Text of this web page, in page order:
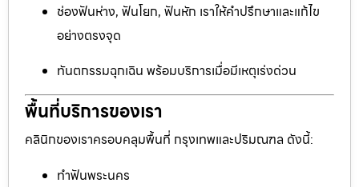
ช่องฟันห่าง, ฟันโยก, ฟันหัก เราให้คำปรึกษาและแก้ไข
อย่างตรงจุด
ทันตกรรมฉุกเฉิน พร้อมบริการเมื่อมีเหตุเร่งด่วน
พื้นที่บริการของเรา
คลินิกของเราครอบคลุมพื้นที่ กรุงเทพและปริมณฑล ดังนี้:
ทำฟันพระนคร